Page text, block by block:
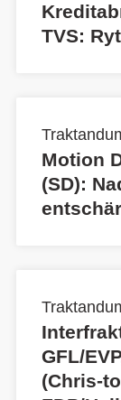
TVS:
Motion
(SD):
GFL/
(Chris-